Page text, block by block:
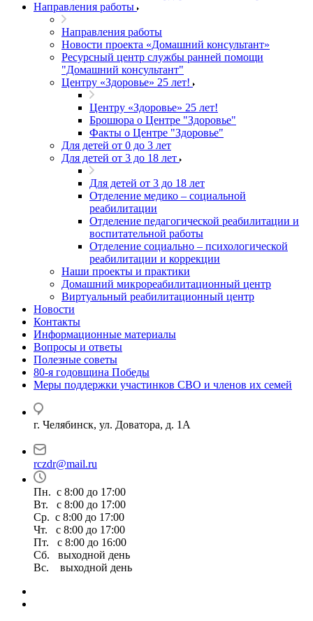
Направления работы
Направления работы
Новости проекта «Домашний консультант»
Ресурсный центр службы ранней помощи
"Домашний консультант"
Центру «Здоровье» 25 лет!
Центру «Здоровье» 25 лет!
Брошюра о Центре "Здоровье"
Факты о Центре "Здоровье"
Для детей от 0 до 3 лет
Для детей от 3 до 18 лет
Для детей от 3 до 18 лет
Отделение медико – социальной
реабилитации
Отделение педагогической реабилитации и
воспитательной работы
Отделение социально – психологической
реабилитации и коррекции
Наши проекты и практики
Домашний микрореабилитационный центр
Виртуальный реабилитационный центр
Новости
Контакты
Информационные материалы
Вопросы и ответы
Полезные советы
80-я годовщина Победы
Меры поддержки участинков СВО и членов их семей
г. Челябинск, ул. Доватора, д. 1А
rczdr@mail.ru
Пн. с 8:00 до 17:00
Вт. с 8:00 до 17:00
Ср. с 8:00 до 17:00
Чт. с 8:00 до 17:00
Пт. с 8:00 до 16:00
Сб. выходной день
Вс. выходной день